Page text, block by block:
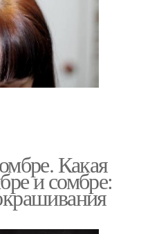
Какая
и сомбре: